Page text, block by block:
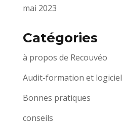
mai 2023
Catégories
à propos de Recouvéo
Audit-formation et logiciel
Bonnes pratiques
conseils